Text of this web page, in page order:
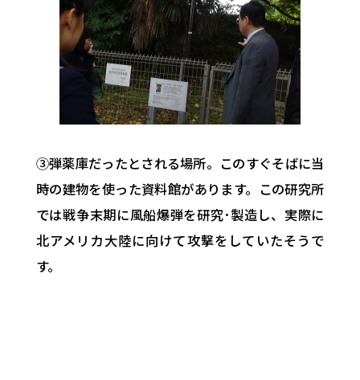
③弾薬庫だったとされる場所。このすぐそばに当
時の建物を使った資料館があります。この研究所
では戦争末期に風船爆弾を研究･製造し、実際に
北アメリカ大陸に向けて攻撃をしていたそうで
す。